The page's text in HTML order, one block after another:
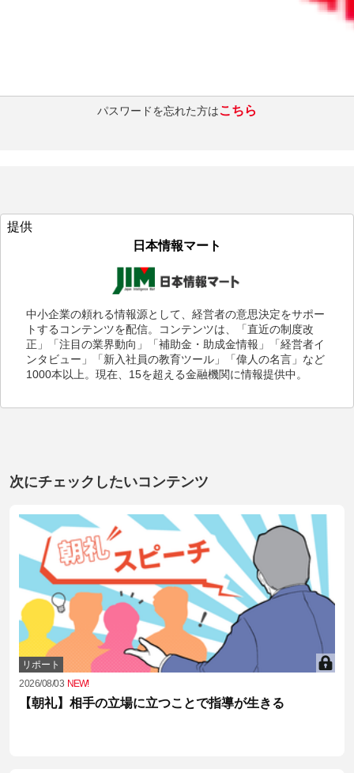
パスワードを忘れた方はこちら
提供
日本情報マート
中小企業の頼れる情報源として、経営者の意思決定をサポー
トするコンテンツを配信。コンテンツは、「直近の制度改
正」「注目の業界動向」「補助金・助成金情報」「経営者イ
ンタビュー」「新入社員の教育ツール」「偉人の名言」など
1000本以上。現在、15を超える金融機関に情報提供中。
次にチェックしたいコンテンツ
リポート
2026/08/03 NEW!
【朝礼】相手の立場に立つことで指導が生きる